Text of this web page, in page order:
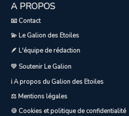
A PROPOS
📧 Contact
💫 Le Galion des Etoiles
🪶 L'équipe de rédaction
💛 Soutenir Le Galion
ℹ️ A propos du Galion des Etoiles
⚖️ Mentions légales
🍪 Cookies et politique de confidentialité